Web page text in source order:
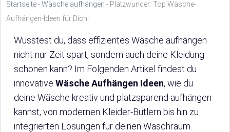
Startseite-Wäsche aufhängen - Platzwunder: Top Wäsche-
Aufhängen-Ideen für Dich!
Wusstest du, dass effizientes Wäsche aufhängen
nicht nur Zeit spart, sondern auch deine Kleidung
schonen kann? Im Folgenden Artikel findest du
innovative Wäsche Aufhängen Ideen, wie du
deine Wäsche kreativ und platzsparend aufhängen
kannst, von modernen Kleider-Butlern bis hin zu
integrierten Lösungen für deinen Waschraum.